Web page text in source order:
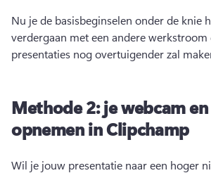
Nu je de basisbeginselen onder de knie
verdergaan met een andere werkstroom
presentaties nog overtuigender zal
Methode 2: je webcam
opnemen in Clipchamp
Wil je jouw presentatie naar een hoger